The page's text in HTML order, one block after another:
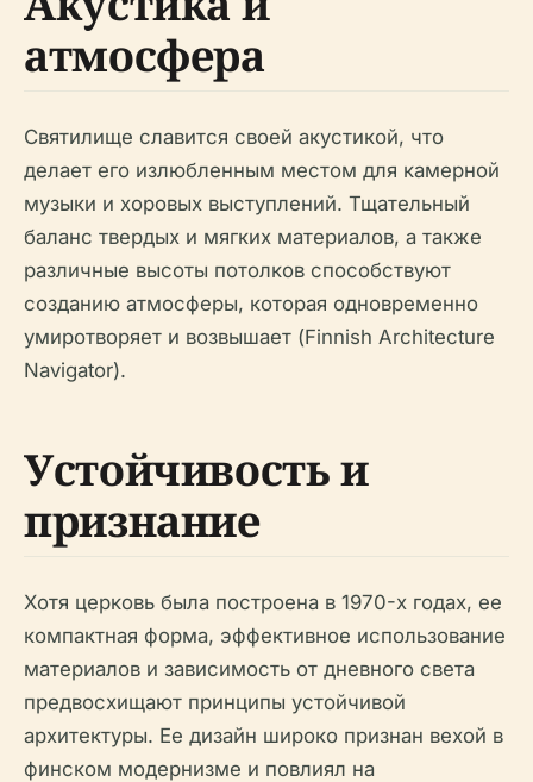
атмосфера
Святилище славится своей акустикой, что
делает его излюбленным местом для камерной
музыки и хоровых выступлений. Тщательный
баланс твердых и мягких материалов, а также
различные высоты потолков способствуют
созданию атмосферы, которая одновременно
умиротворяет и возвышает (Finnish Architecture
Navigator).
Устойчивость и
признание
Хотя церковь была построена в 1970-х годах, ее
компактная форма, эффективное использование
материалов и зависимость от дневного света
предвосхищают принципы устойчивой
архитектуры. Ее дизайн широко признан вехой в
финском модернизме и повлиял на